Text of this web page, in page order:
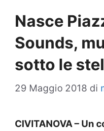
Nasce
Sounds,
sotto le
29 Maggio 2018 di
CIVITANOVA – Un